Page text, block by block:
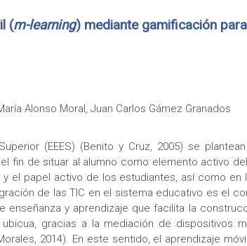
(m-learning) mediante gamificación
Alonso Moral, Juan Carlos Gámez Granados
(EEES) (Benito y Cruz, 2005) se
fin de situar al alumno como elemento activo
el papel activo de los estudiantes, así como
de las TIC en el sistema educativo es el
enseñanza y aprendizaje que facilita la
gracias a la mediación de dispositivos
2014). En este sentido, el aprendizaje